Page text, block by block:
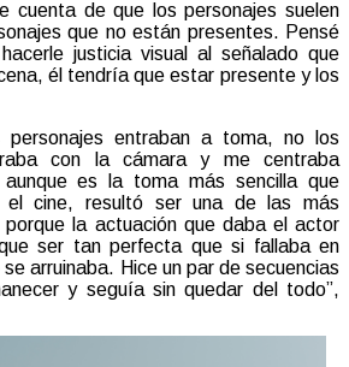
cuenta de que los personajes suelen
que no están presentes. Pensé
justicia visual al señalado que
él tendría que estar presente y los
personajes entraban a toma, no los
con la cámara y me centraba
es la toma más sencilla que
el cine, resultó ser una de las más
la actuación que daba el actor
ser tan perfecta que si fallaba en
arruinaba. Hice un par de secuencias
y seguía sin quedar del todo”,